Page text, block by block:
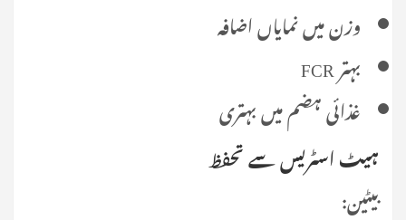
وزن میں نمایاں اضافہ
بہتر FCR
غذائی ہضم میں بہتری
ہیٹ اسٹریس سے تحفظ
بیٹین: